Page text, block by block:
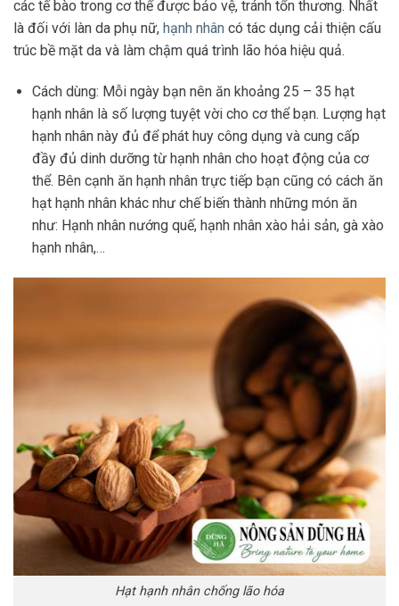
các tế bào trong cơ thể được bảo vệ, tránh tổn thương. Nhất
là đối với làn da phụ nữ, hạnh nhân có tác dụng cải thiện cấu
trúc bề mặt da và làm chậm quá trình lão hóa hiệu quả.
Cách dùng: Mỗi ngày bạn nên ăn khoảng 25 – 35 hạt
hạnh nhân là số lượng tuyệt vời cho cơ thể bạn. Lượng hạt
hạnh nhân này đủ để phát huy công dụng và cung cấp
đầy đủ dinh dưỡng từ hạnh nhân cho hoạt động của cơ
thể. Bên cạnh ăn hạnh nhân trực tiếp bạn cũng có cách ăn
hạt hạnh nhân khác như chế biến thành những món ăn
như: Hạnh nhân nướng quế, hạnh nhân xào hải sản, gà xào
hạnh nhân,…
Hạt hạnh nhân chống lão hóa